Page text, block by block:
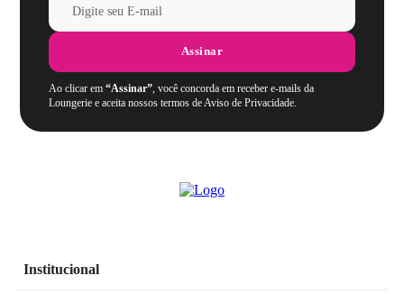
Assinar
Ao clicar em“Assinar”, você concorda em receber e-mails da
Loungerie e aceita nossos termos de Aviso de Privacidade.
Institucional